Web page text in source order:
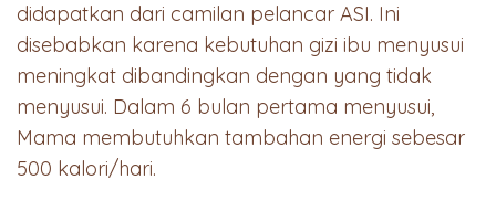
didapatkan dari camilan pelancar ASI. Ini
disebabkan karena kebutuhan gizi ibu menyusui
meningkat dibandingkan dengan yang tidak
menyusui. Dalam 6 bulan pertama menyusui,
Mama membutuhkan tambahan energi sebesar
500 kalori/hari.